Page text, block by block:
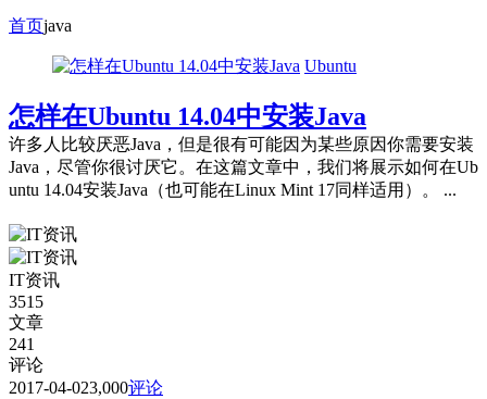
首页java
Ubuntu
怎样在Ubuntu 14.04中安装Java
许多人比较厌恶Java，但是很有可能因为某些原因你需要安装
Java，尽管你很讨厌它。在这篇文章中，我们将展示如何在Ub
untu 14.04安装Java（也可能在Linux Mint 17同样适用）。 ...
IT资讯
3515
文章
241
评论
2017-04-023,000评论